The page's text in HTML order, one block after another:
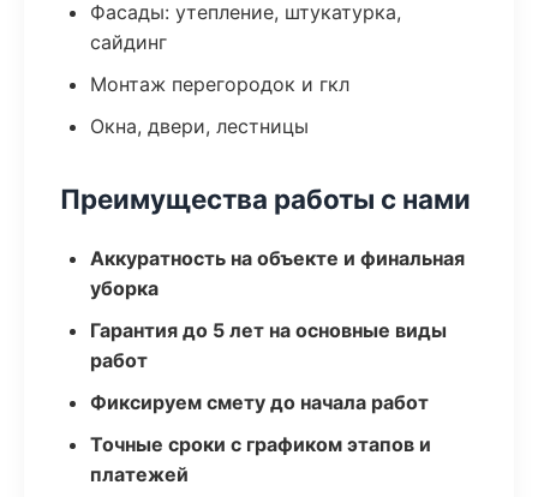
Фасады: утепление, штукатурка,
сайдинг
Монтаж перегородок и гкл
Окна, двери, лестницы
Преимущества работы с нами
Аккуратность на объекте и финальная
уборка
Гарантия до 5 лет на основные виды
работ
Фиксируем смету до начала работ
Точные сроки с графиком этапов и
платежей